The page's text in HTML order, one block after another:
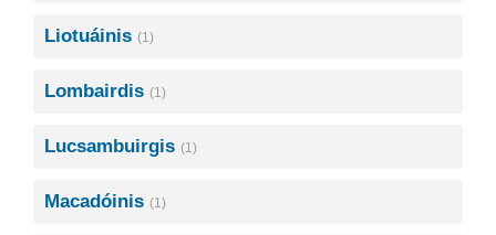
Liotuáinis (1)
Lombairdis (1)
Lucsambuirgis (1)
Macadóinis (1)